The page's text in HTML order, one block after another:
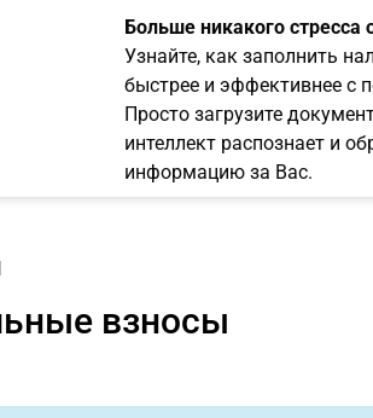
Больше никакого стресса
Узнайте, как заполнить
быстрее и эффективнее с
Просто загрузите
интеллект распознает и
информацию за Вас.
взносы